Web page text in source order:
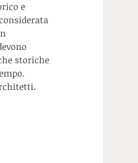
e
storiche